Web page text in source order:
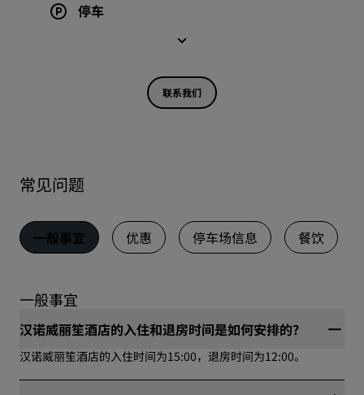
停车
联系我们
常见问题
一般事宜 优惠 停车场信息 餐饮
一般事宜
汉诺威丽笙酒店的入住和退房时间是如何安排的？
汉诺威丽笙酒店的入住时间为15:00，退房时间为12:00。